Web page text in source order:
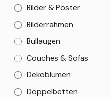
Bilder & Poster
Bilderrahmen
Bullaugen
Couches & Sofas
Dekoblumen
Doppelbetten